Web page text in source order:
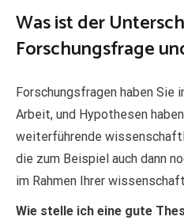
Was ist der
Forschungsfrage
Forschungsfragen haben Sie
Arbeit, und Hypothesen
weiterführende
die zum Beispiel auch dann
im Rahmen Ihrer
Wie stelle ich eine gute